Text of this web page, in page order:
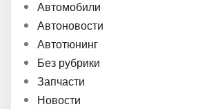
Автомобили
Автоновости
Автотюнинг
Без рубрики
Запчасти
Новости